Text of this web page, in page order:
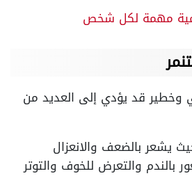
مهمة لكل شخص
وخطير قد يؤدي إلى العديد من
يشعر بالضعف والانعزال
بالندم والتعرض للخوف والتوتر